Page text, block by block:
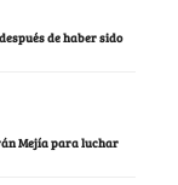
de haber sido
Mejía para luchar